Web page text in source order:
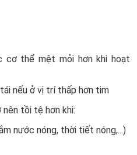
cơ thể mệt mỏi hơn khi hoạt
nếu ở vị trí thấp hơn tim
tồi tệ hơn khi:
nước nóng, thời tiết nóng,...)